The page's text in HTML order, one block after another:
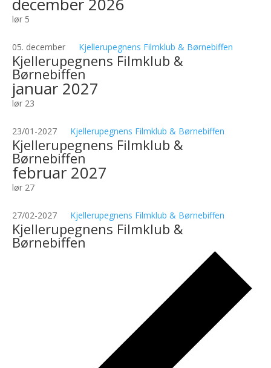
lør 5
05. december Kjellerupegnens Filmklub & Børnebiffen
Kjellerupegnens Filmklub &
Børnebiffen
januar 2027
lør 23
23/01-2027 Kjellerupegnens Filmklub & Børnebiffen
Kjellerupegnens Filmklub &
Børnebiffen
februar 2027
lør 27
27/02-2027 Kjellerupegnens Filmklub & Børnebiffen
Kjellerupegnens Filmklub &
Børnebiffen